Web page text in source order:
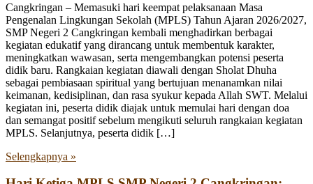
Cangkringan – Memasuki hari keempat pelaksanaan Masa
Pengenalan Lingkungan Sekolah (MPLS) Tahun Ajaran 2026/2027,
SMP Negeri 2 Cangkringan kembali menghadirkan berbagai
kegiatan edukatif yang dirancang untuk membentuk karakter,
meningkatkan wawasan, serta mengembangkan potensi peserta
didik baru. Rangkaian kegiatan diawali dengan Sholat Dhuha
sebagai pembiasaan spiritual yang bertujuan menanamkan nilai
keimanan, kedisiplinan, dan rasa syukur kepada Allah SWT. Melalui
kegiatan ini, peserta didik diajak untuk memulai hari dengan doa
dan semangat positif sebelum mengikuti seluruh rangkaian kegiatan
MPLS. Selanjutnya, peserta didik […]
Selengkapnya »